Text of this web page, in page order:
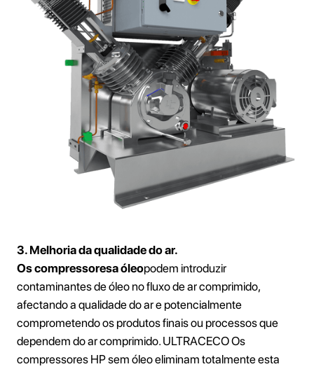
3. Melhoria da qualidade do ar.
Os compressoresa óleopodem introduzir
contaminantes de óleo no fluxo de ar comprimido,
afectando a qualidade do ar e potencialmente
comprometendo os produtos finais ou processos que
dependem do ar comprimido. ULTRACECO Os
compressores HP sem óleo eliminam totalmente esta